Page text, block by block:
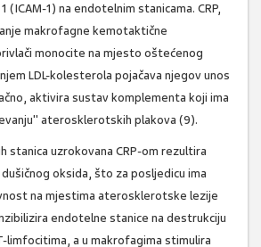
(ICAM-1) na endotelnim stanicama. CRP,
makrofagne kemotaktične
monocite na mjesto oštećenog
LDL-kolesterola pojačava njegov unos
aktivira sustav komplementa koji ima
aterosklerotskih plakova (9).
stanica uzrokovana CRP-om rezultira
oksida, što za posljedicu ima
na mjestima aterosklerotske lezije
endotelne stanice na destrukciju
limfocitima, a u makrofagima stimulira